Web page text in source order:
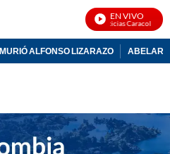
EN VIVO
Noticias Caracol En
MURIÓ ALFONSO LIZARAZO